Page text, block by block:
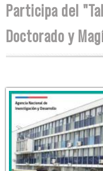
Se encuentra
Participa del
Doctorado y